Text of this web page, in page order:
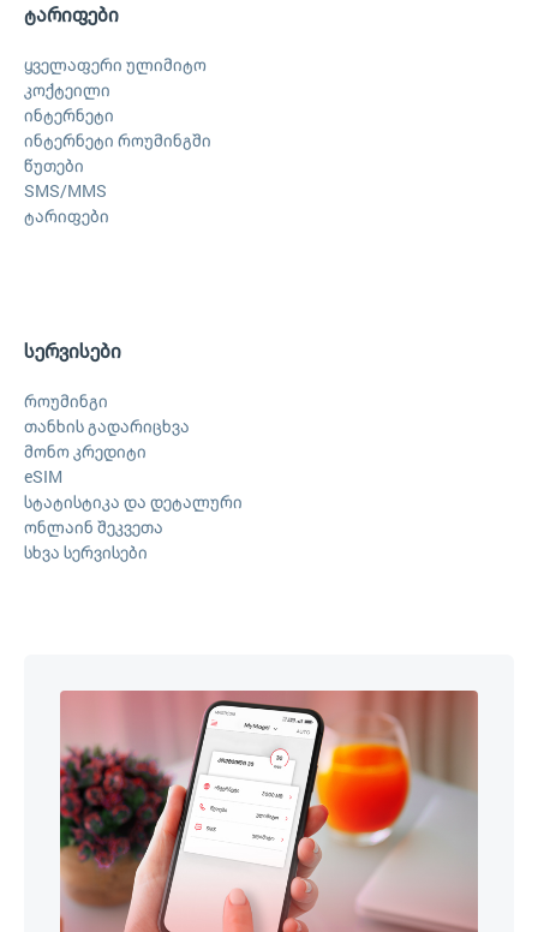
ტარიფები
ყველაფერი ულიმიტო
კოქტეილი
ინტერნეტი
ინტერნეტი როუმინგში
წუთები
SMS/MMS
ტარიფები
სერვისები
როუმინგი
თანხის გადარიცხვა
მონო კრედიტი
eSIM
სტატისტიკა და დეტალური
ონლაინ შეკვეთა
სხვა სერვისები